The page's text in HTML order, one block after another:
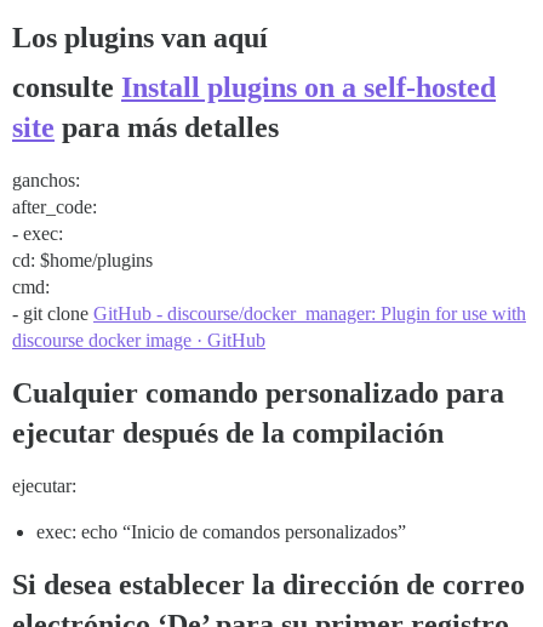
Los plugins van aquí
consulte Install plugins on a self-hosted
site para más detalles
ganchos:
after_code:
- exec:
cd: $home/plugins
cmd:
- git clone GitHub - discourse/docker_manager: Plugin for use with
discourse docker image · GitHub
Cualquier comando personalizado para
ejecutar después de la compilación
ejecutar:
exec: echo “Inicio de comandos personalizados”
Si desea establecer la dirección de correo